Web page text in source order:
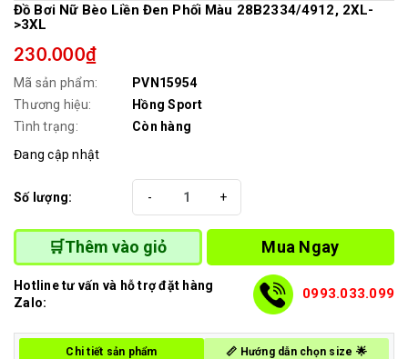
Đồ Bơi Nữ Bèo Liền Đen Phối Màu 28B2334/4912, 2XL-
>3XL
230.000₫
Mã sản phẩm:
PVN15954
Thương hiệu:
Hồng Sport
Tình trạng:
Còn hàng
Đang cập nhật
Số lượng: +
-
🛒Thêm vào giỏ Mua Ngay
Hotline tư vấn và hỗ trợ đặt hàng
Zalo:
0993.033.099
Chi tiết sản phẩm 📏 Hướng dẫn chọn size 🌟